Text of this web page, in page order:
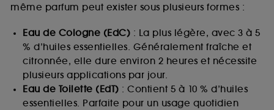
même parfum peut exister sous plusieurs formes :
Eau de Cologne (EdC) : La plus légère, avec 3 à 5
% d’huiles essentielles. Généralement fraîche et
citronnée, elle dure environ 2 heures et nécessite
plusieurs applications par jour.
Eau de Toilette (EdT) : Contient 5 à 10 % d’huiles
essentielles. Parfaite pour un usage quotidien